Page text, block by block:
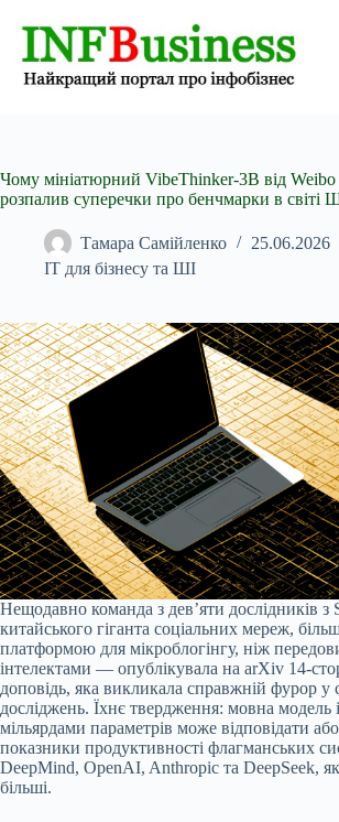
Чому мініатюрний VibeThinker-3B від Weibo
розпалив суперечки про бенчмарки в світі
Тамара Самійленко
25.06.2026
IT для бізнесу та ШІ
Нещодавно команда з дев’яти дослідників
китайського гіганта соціальних мереж,
платформою для мікроблогінгу, ніж
інтелектами — опублікувала на arXiv 14-
доповідь, яка викликала справжній фурор у
досліджень. Їхнє твердження: мовна модель
мільярдами параметрів може відповідати
показники продуктивності флагманських
DeepMind, OpenAI, Anthropic та DeepSeek,
більші.